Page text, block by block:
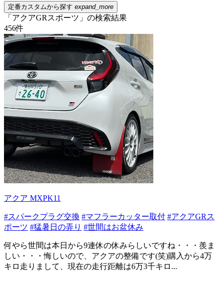
定番カスタムから探す expand_more
「アクアGRスポーツ」の検索結果
456件
アクア MXPK11
#スパークプラグ交換 #マフラーカッター取付 #アクアGRス
ポーツ #猛暑日の弄り #世間はお盆休み
何やら世間は本日から9連休の休みらしいですね・・・羨ま
しい・・・悔しいので、アクアの整備です(笑)購入から4万
キロ走りまして、現在の走行距離は6万3千キロ...